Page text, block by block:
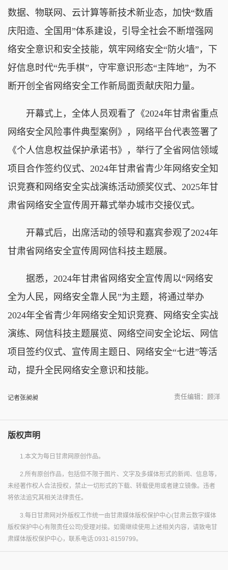
数据、物联网、云计算等新技术新业态，加快“数盾
庆阳造、全国用”体系建设，引导全社会不断增强网
络安全意识和安全技能，筑牢网络安全“防火墙”，下
好信息时代“先手棋”，守牢意识形态“主阵地”，为不
断开创全省网络安全工作新局面贡献庆阳力量。
开幕式上，全体人员观看了《2024年甘肃省重点
网络安全风险事件典型案例》，网络平台代表签署了
《个人信息权益保护承诺书》，举行了全省网信领域
项目合作签约仪式、2024年甘肃省青少年网络安全知
识竞赛和网络安全实战演练活动颁奖仪式、2025年甘
肃省网络安全宣传周开幕式举办城市交接仪式。
开幕式后，出席活动的领导和嘉宾参观了2024年
甘肃省网络安全宣传周网信科技主题展。
据悉，2024年甘肃省网络安全宣传周以“网络安
全为人民，网络安全靠人民”为主题，将通过举办
2024年全省青少年网络安全知识竞赛、网络安全实战
演练、网信科技主题展览、网络空间安全论坛、网信
项目签约仪式、宣传周主题日、网络安全“七进”等活
动，提升全民网络安全意识和技能。
记者张昶昶 责任编辑：顾洋
版权声明
1.本文为每日甘肃网原创作品。
2.所有原创作品，包括但不限于图片、文字及多媒体形式的新闻、信息等，
未经著作权人合法授权，禁止一切形式的下载、转载使用或者建立镜像。违者
将依法追究其相关法律责任。
3.每日甘肃网对外版权工作统一由甘肃媒体版权保护中心(甘肃云数字媒体
版权保护中心有限责任公司)受理对接。如需继续使用上述相关内容，请致电甘
肃媒体版权保护中心，联系电话:0931-8159799。